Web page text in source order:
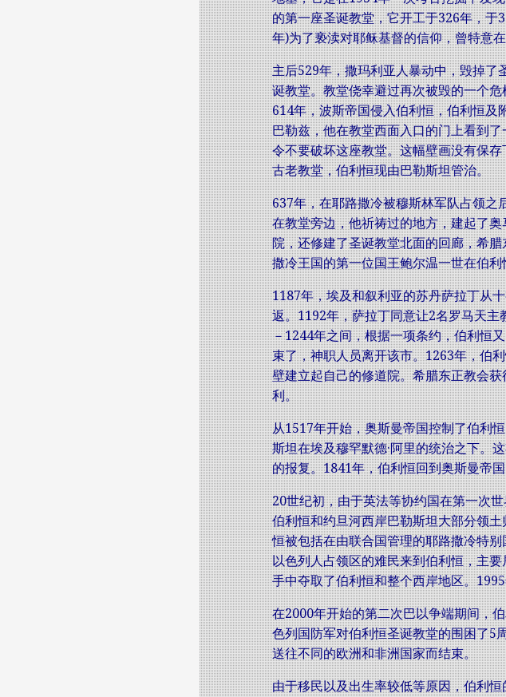
的第一座圣诞教堂，它开工于326年，
年)为了亵渎对耶稣基督的信仰，曾特意
主后529年，撒玛利亚人暴动中，毁掉
诞教堂。教堂侥幸避过再次被毁的一个
614年，波斯帝国侵入伯利恒，伯利恒
巴勒兹，他在教堂西面入口的门上看到
令不要破坏这座教堂。这幅壁画没有保
古老教堂，伯利恒现由巴勒斯坦管治。
637年，在耶路撒冷被穆斯林军队占领
在教堂旁边，他祈祷过的地方，建起了
院，还修建了圣诞教堂北面的回廊，希
撒冷王国的第一位国王鲍尔温一世在伯
1187年，埃及和叙利亚的苏丹萨拉丁从
返。1192年，萨拉丁同意让2名罗马天
－1244年之间，根据一项条约，伯利恒
束了，神职人员离开该市。1263年，伯
壁建立起自己的修道院。希腊东正教会
利。
从1517年开始，奥斯曼帝国控制了伯利
斯坦在埃及穆罕默德·阿里的统治之下。
的报复。1841年，伯利恒回到奥斯曼帝
20世纪初，由于英法等协约国在第一次
伯利恒和约旦河西岸巴勒斯坦大部分领
恒被包括在由联合国管理的耶路撒冷特
以色列人占领区的难民来到伯利恒，主
手中夺取了伯利恒和整个西岸地区。
在2000年开始的第二次巴以争端期间，
色列国防军对伯利恒圣诞教堂的围困了5
送往不同的欧洲和非洲国家而结束。
由于移民以及出生率较低等原因，伯利